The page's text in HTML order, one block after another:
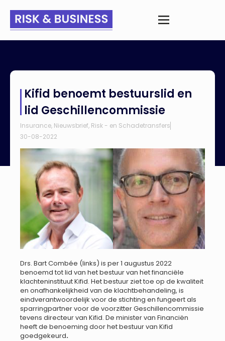
Geschillencommissie
Kifid benoemt bestuurslid en
lid Geschillencommissie
Insurance, Nieuwsbrief, Risk - en Schadetransfers
30-08-2022
Drs. Bart Combée (links) is per 1 augustus 2022
benoemd tot lid van het bestuur van het financiële
klachteninstituut Kifid. Het bestuur ziet toe op de kwaliteit
en onafhankelijkheid van de klachtbehandeling, is
eindverantwoordelijk voor de stichting en fungeert als
sparringpartner voor de voorzitter Geschillencommissie
tevens directeur van Kifid. De minister van Financiën
heeft de benoeming door het bestuur van Kifid
goedgekeurd.